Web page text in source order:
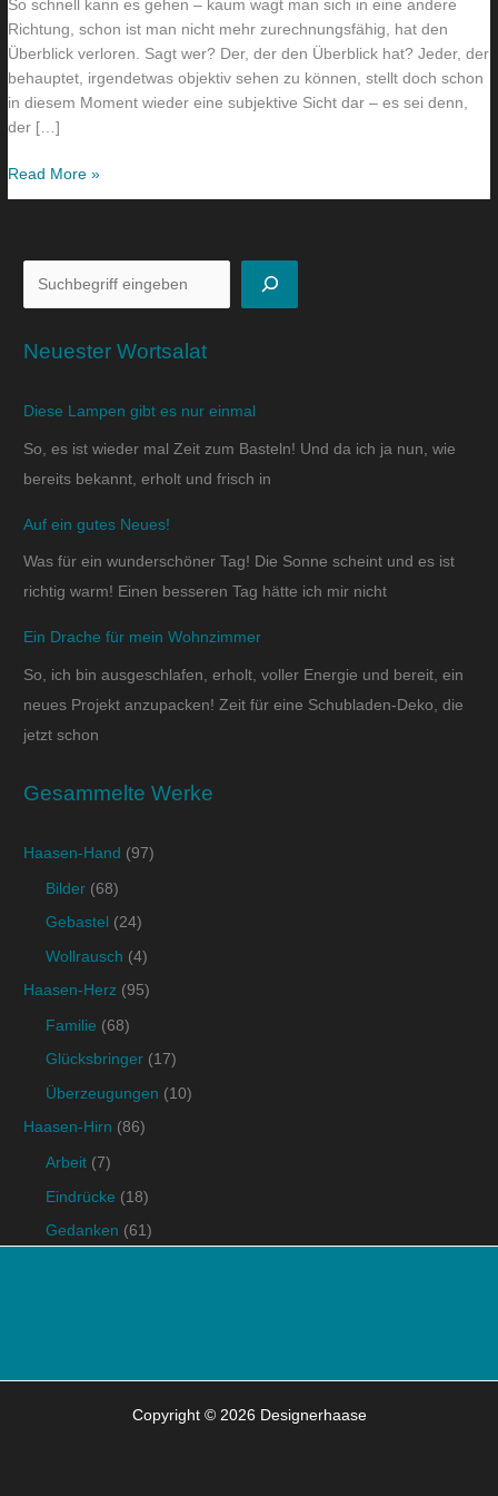
So schnell kann es gehen – kaum wagt man sich in eine andere
Richtung, schon ist man nicht mehr zurechnungsfähig, hat den
Überblick verloren. Sagt wer? Der, der den Überblick hat? Jeder, der
behauptet, irgendetwas objektiv sehen zu können, stellt doch schon
in diesem Moment wieder eine subjektive Sicht dar – es sei denn,
der […]
Read More »
Neuester Wortsalat
Diese Lampen gibt es nur einmal
So, es ist wieder mal Zeit zum Basteln! Und da ich ja nun, wie
bereits bekannt, erholt und frisch in
Auf ein gutes Neues!
Was für ein wunderschöner Tag! Die Sonne scheint und es ist
richtig warm! Einen besseren Tag hätte ich mir nicht
Ein Drache für mein Wohnzimmer
So, ich bin ausgeschlafen, erholt, voller Energie und bereit, ein
neues Projekt anzupacken! Zeit für eine Schubladen-Deko, die
jetzt schon
Gesammelte Werke
Haasen-Hand (97)
Bilder (68)
Gebastel (24)
Wollrausch (4)
Haasen-Herz (95)
Familie (68)
Glücksbringer (17)
Überzeugungen (10)
Haasen-Hirn (86)
Arbeit (7)
Eindrücke (18)
Gedanken (61)
Copyright © 2026 Designerhaase